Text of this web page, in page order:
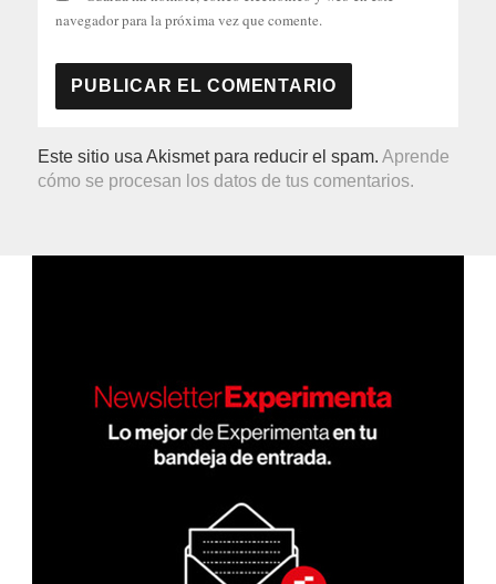
navegador para la próxima vez que comente.
Este sitio usa Akismet para reducir el spam.Aprende
cómo se procesan los datos de tus comentarios.